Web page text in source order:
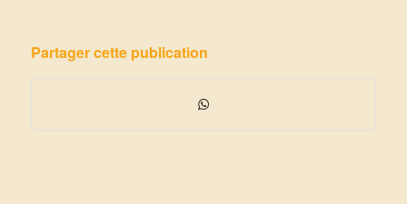
Partager cette publication